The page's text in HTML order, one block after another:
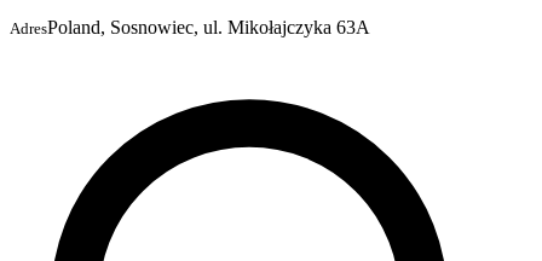
AdresPoland, Sosnowiec, ul. Mikołajczyka 63A